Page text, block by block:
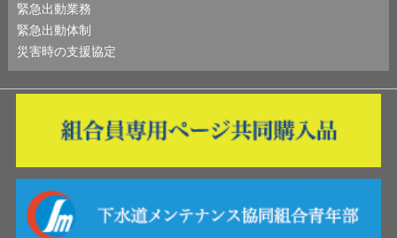
緊急出動業務
緊急出動体制
災害時の支援協定